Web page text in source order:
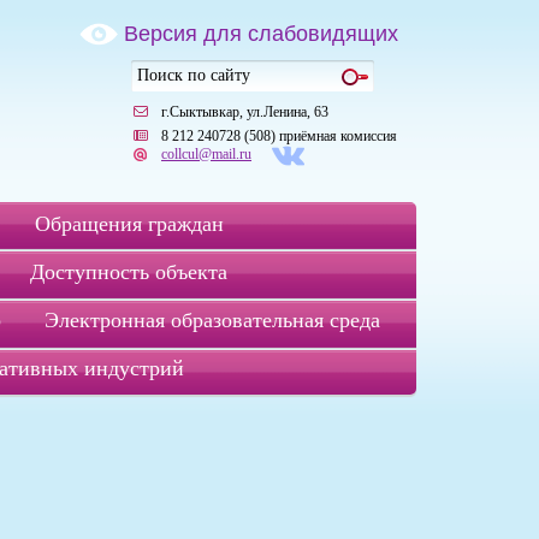
Версия для слабовидящих
г.Сыктывкар, ул.Ленина, 63
8 212 240728 (508) приёмная комиссия
collcul@mail.ru
Обращения граждан
Доступность объекта
Электронная образовательная среда
индустрий